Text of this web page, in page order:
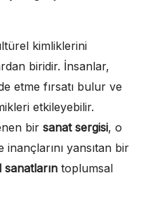
kimliklerini
biridir. İnsanlar,
etme fırsatı bulur ve
etkileyebilir.
bir sanat sergisi, o
yansıtan bir
sanatların toplumsal